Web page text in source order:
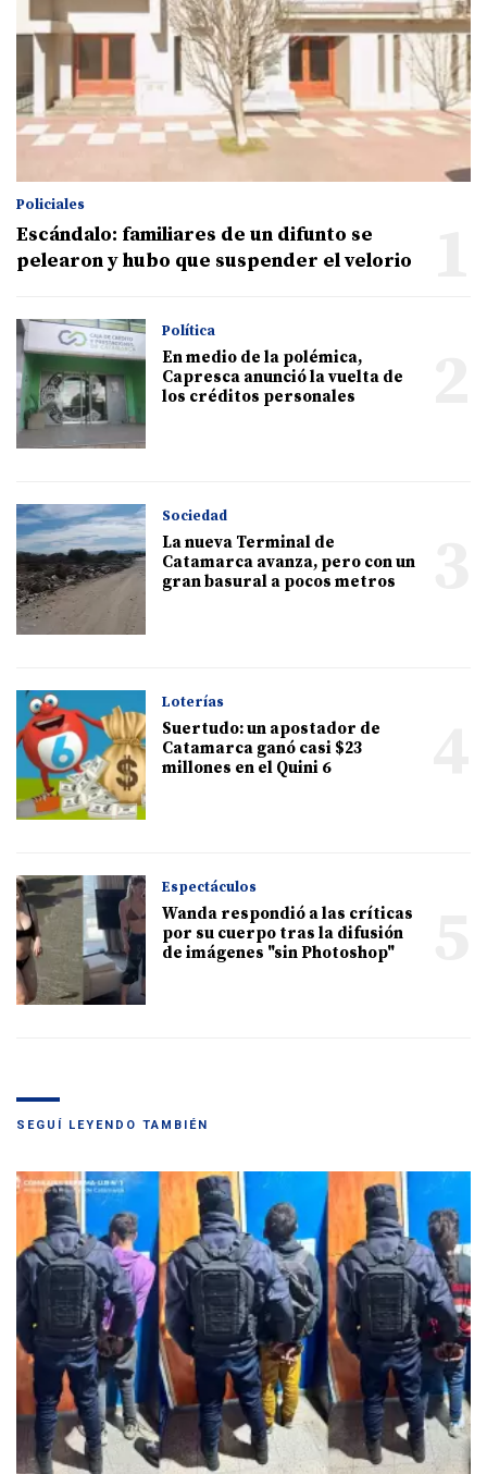
Policiales
Escándalo: familiares de un difunto se
pelearon y hubo que suspender el velorio
Política
En medio de la polémica,
Capresca anunció la vuelta de
los créditos personales
Sociedad
La nueva Terminal de
Catamarca avanza, pero con un
gran basural a pocos metros
Loterías
Suertudo: un apostador de
Catamarca ganó casi $23
millones en el Quini 6
Espectáculos
Wanda respondió a las críticas
por su cuerpo tras la difusión
de imágenes "sin Photoshop"
SEGUÍ LEYENDO TAMBIÉN